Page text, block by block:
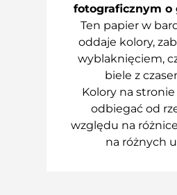
fotograficznym o
Ten papier w
oddaje kolory,
wyblaknięciem,
biele z
Kolory na
odbiegać od
względu na
na różnych